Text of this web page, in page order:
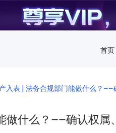
首页
入表 | 法务合规部门能做什么？
做什么？——确认权属